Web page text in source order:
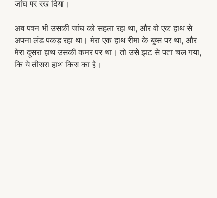
जांघ पर रख दिया।
अब पवन भी उसकी जांघ को सहला रहा था, और वो एक हाथ से
अपना लंड पकड़ रहा था। मेरा एक हाथ रीमा के बूब्स पर था, और
मेरा दूसरा हाथ उसकी कमर पर था। तो उसे झट से पता चल गया,
कि ये तीसरा हाथ किस का है।